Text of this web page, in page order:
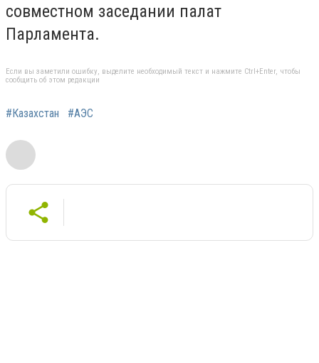
совместном заседании палат
Парламента.
Если вы заметили ошибку, выделите необходимый текст и нажмите Ctrl+Enter, чтобы
сообщить об этом редакции
#Казахстан #АЭС